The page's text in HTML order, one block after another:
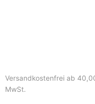
Versandkostenfrei ab
MwSt.